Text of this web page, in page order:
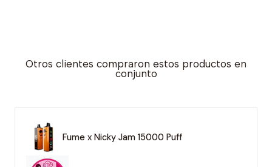
Otros clientes compraron estos productos en
conjunto
Fume x Nicky Jam 15000 Puff